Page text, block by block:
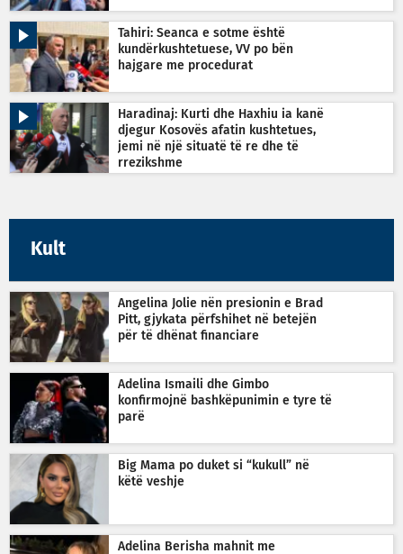
Tahiri: Seanca e sotme është
kundërkushtetuese, VV po bën
hajgare me procedurat
Haradinaj: Kurti dhe Haxhiu ia kanë
djegur Kosovës afatin kushtetues,
jemi në një situatë të re dhe të
rrezikshme
Kult
Angelina Jolie nën presionin e Brad
Pitt, gjykata përfshihet në betejën
për të dhënat financiare
Adelina Ismaili dhe Gimbo
konfirmojnë bashkëpunimin e tyre të
parë
Big Mama po duket si “kukull” në
këtë veshje
Adelina Berisha mahnit me